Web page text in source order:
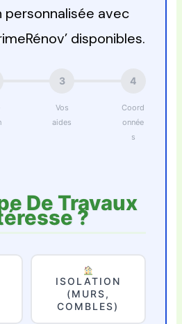
avec
disponibles.
3 4
Vos
aides
Coord
onnée
s
De Travaux
?
ISOLATION
(MURS,
COMBLES)